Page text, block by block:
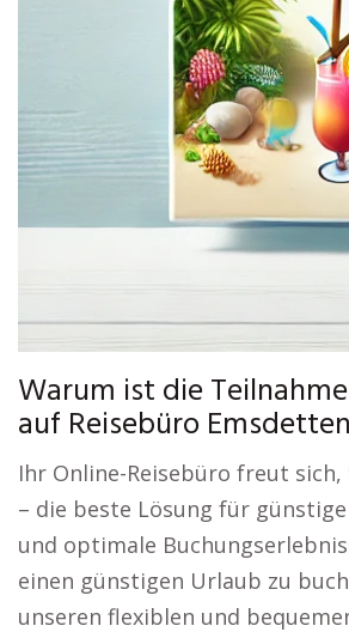
Warum ist die
auf Reisebüro
Ihr Online-Reisebüro freut sich,
– die beste Lösung für
und optimale
einen günstigen Urlaub zu
unseren flexiblen und